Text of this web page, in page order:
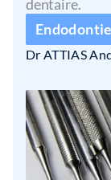
dentaire.
Endodontie
Dr ATTIAS